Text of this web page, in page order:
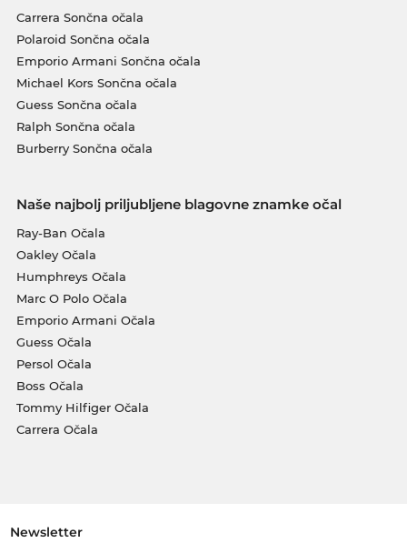
Carrera Sončna očala
Polaroid Sončna očala
Emporio Armani Sončna očala
Michael Kors Sončna očala
Guess Sončna očala
Ralph Sončna očala
Burberry Sončna očala
Naše najbolj priljubljene blagovne znamke očal
Ray-Ban Očala
Oakley Očala
Humphreys Očala
Marc O Polo Očala
Emporio Armani Očala
Guess Očala
Persol Očala
Boss Očala
Tommy Hilfiger Očala
Carrera Očala
Newsletter